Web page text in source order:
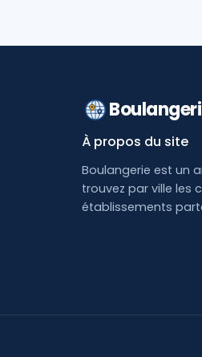
À propos du site
Boulangerie est un
trouvez par ville les
établissements